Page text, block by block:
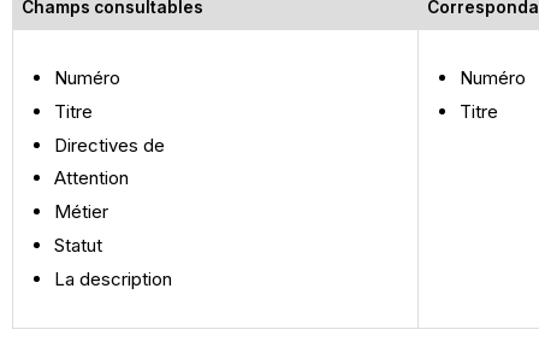
Champs consultables
Numéro
Titre
Directives de
Attention
Métier
Statut
La description
Numéro
Titre